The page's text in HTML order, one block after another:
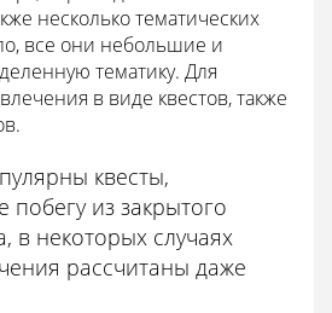
несколько тематических
все они небольшие и
тематику. Для
в виде квестов, также
квесты,
из закрытого
в некоторых случаях
рассчитаны даже